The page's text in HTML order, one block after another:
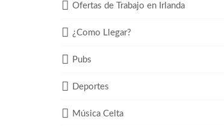
Ofertas de Trabajo en Irlanda
¿Como Llegar?
Pubs
Deportes
Música Celta